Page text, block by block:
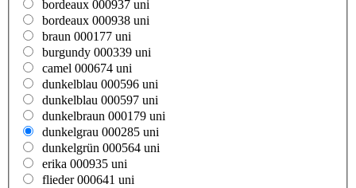
bordeaux 000937 uni
bordeaux 000938 uni
braun 000177 uni
burgundy 000339 uni
camel 000674 uni
dunkelblau 000596 uni
dunkelblau 000597 uni
dunkelbraun 000179 uni
dunkelgrau 000285 uni
dunkelgrün 000564 uni
erika 000935 uni
flieder 000641 uni